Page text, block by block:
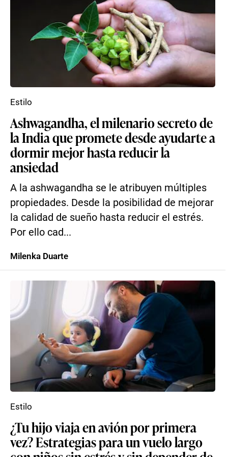
Ashwagandha, el milenario secreto de
la India que promete desde ayudarte a
dormir mejor hasta reducir la
ansiedad
A la ashwagandha se le atribuyen múltiples
propiedades. Desde la posibilidad de mejorar
la calidad de sueño hasta reducir el estrés.
Por ello cad...
Estilo
Milenka Duarte
¿Tu hijo viaja en avión por primera
vez? Estrategias para un vuelo largo
Estilo